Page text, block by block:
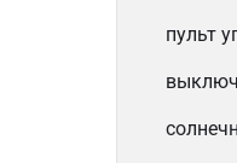
пульт